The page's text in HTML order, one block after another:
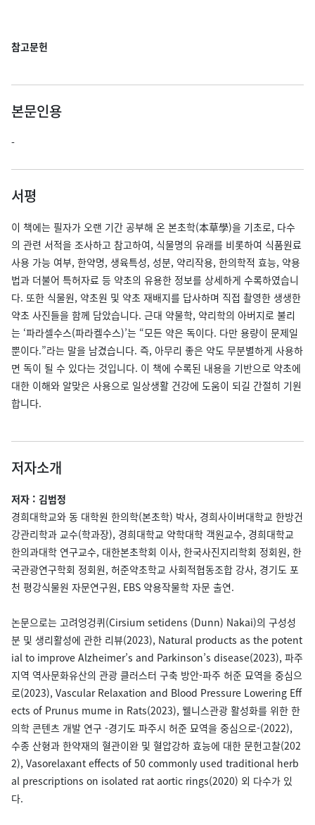
참고문헌
본문인용
-
서평
이 책에는 필자가 오랜 기간 공부해 온 본초학(本草學)을 기초로, 다수
의 관련 서적을 조사하고 참고하여, 식물명의 유래를 비롯하여 식품원료
사용 가능 여부, 한약명, 생육특성, 성분, 약리작용, 한의학적 효능, 약용
법과 더불어 특허자료 등 약초의 유용한 정보를 상세하게 수록하였습니
다. 또한 식물원, 약초원 및 약초 재배지를 답사하며 직접 촬영한 생생한
약초 사진들을 함께 담았습니다. 근대 약물학, 약리학의 아버지로 불리
는 ‘파라셀수스(파라켈수스)’는 “모든 약은 독이다. 다만 용량이 문제일
뿐이다.”라는 말을 남겼습니다. 즉, 아무리 좋은 약도 무분별하게 사용하
면 독이 될 수 있다는 것입니다. 이 책에 수록된 내용을 기반으로 약초에
대한 이해와 알맞은 사용으로 일상생활 건강에 도움이 되길 간절히 기원
합니다.
저자소개
저자 : 김범정
경희대학교와 동 대학원 한의학(본초학) 박사, 경희사이버대학교 한방건
강관리학과 교수(학과장), 경희대학교 약학대학 객원교수, 경희대학교
한의과대학 연구교수, 대한본초학회 이사, 한국사진지리학회 정회원, 한
국관광연구학회 정회원, 허준약초학교 사회적협동조합 강사, 경기도 포
천 평강식물원 자문연구원, EBS 약용작물학 자문 출연.
논문으로는 고려엉겅퀴(Cirsium setidens (Dunn) Nakai)의 구성성
분 및 생리활성에 관한 리뷰(2023), Natural products as the potent
ial to improve Alzheimer’s and Parkinson’s disease(2023), 파주
지역 역사문화유산의 관광 클러스터 구축 방안-파주 허준 묘역을 중심으
로(2023), Vascular Relaxation and Blood Pressure Lowering Eff
ects of Prunus mume in Rats(2023), 웰니스관광 활성화를 위한 한
의학 콘텐츠 개발 연구 -경기도 파주시 허준 묘역을 중심으로-(2022),
수종 산형과 한약재의 혈관이완 및 혈압강하 효능에 대한 문헌고찰(202
2), Vasorelaxant effects of 50 commonly used traditional herb
al prescriptions on isolated rat aortic rings(2020) 외 다수가 있
다.